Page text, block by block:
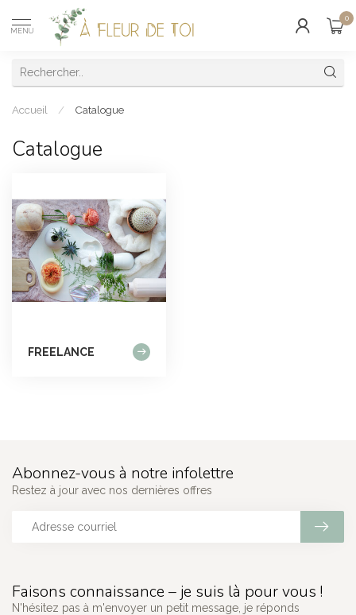
MENU
0
Accueil / Catalogue
Catalogue
FREELANCE
Faisons connaissance – je suis là pour vous !
N'hésitez pas à m'envoyer un petit message, je réponds
Abonnez-vous à notre infolettre
Restez à jour avec nos dernières offres